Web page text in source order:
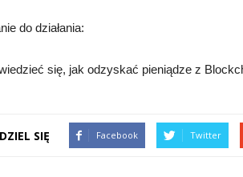
do działania:
się, jak odzyskać pieniądze z
SIĘ Facebook Twitter